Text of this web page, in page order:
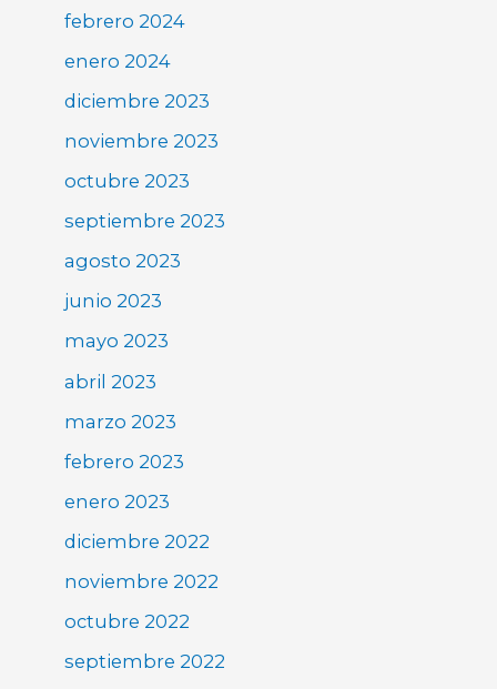
febrero 2024
enero 2024
diciembre 2023
noviembre 2023
octubre 2023
septiembre 2023
agosto 2023
junio 2023
mayo 2023
abril 2023
marzo 2023
febrero 2023
enero 2023
diciembre 2022
noviembre 2022
octubre 2022
septiembre 2022